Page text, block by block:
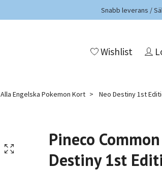
Snabb leverans /
Wishlist
Alla Engelska Pokemon Kort
Neo Destiny 1st
Pineco
Destiny 1st